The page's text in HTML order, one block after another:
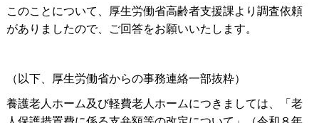
このことについて、厚生労働省高齢者支援課より調査依頼
がありましたので、ご回答をお願いいたします。
（以下、厚生労働省からの事務連絡一部抜粋）
養護老人ホーム及び軽費老人ホームにつきましては、「老